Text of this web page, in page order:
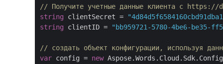
// Получите учетные данные клиента с https://
string clientSecret =
string clientID = "bb959721-5780-4be6-be35-
// создать объект конфигурации, используя
var config = new